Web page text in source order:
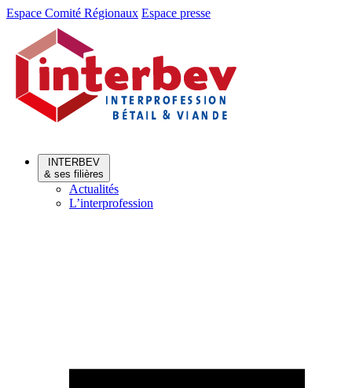
Aller
Aller
contenu
Espace Comité Régionaux Espace presse
INTERBEV
& ses filières
Actualités
L’interprofession